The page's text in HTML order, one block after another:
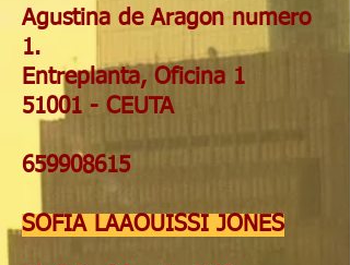
Agustina de Aragon numero
1.
Entreplanta, Oficina 1
51001 - CEUTA
659908615
SOFIA LAAOUISSI JONES